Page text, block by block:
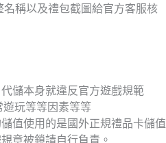
稱以及禮包截圖給官方客服核
儲本身就違反官方遊戲規範
玩等等因素等等
值使用的是國外正規禮品卡儲值
章被鎖請自行負責。